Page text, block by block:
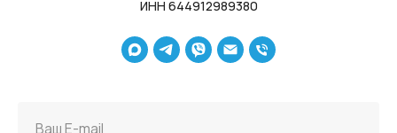
ИНН 644912989380